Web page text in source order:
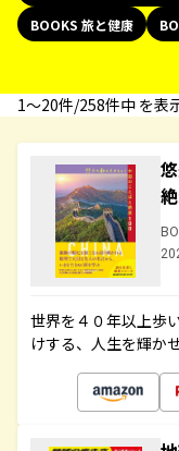
BOOKS 旅と健康
1〜20件/258件中 を表
世界を４０年以上歩
けする、人生を輝か